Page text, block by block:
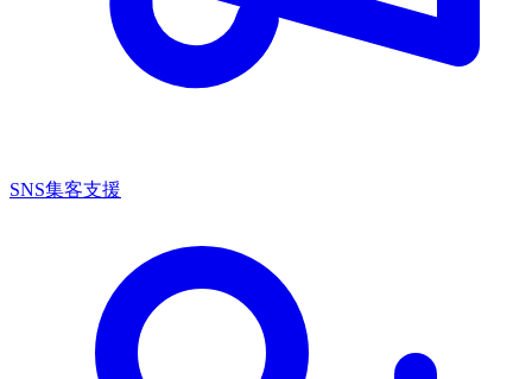
SNS集客支援